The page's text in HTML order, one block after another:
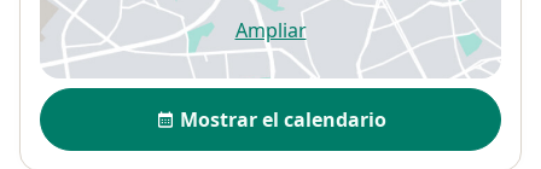
Ampliarse abre en una nueva
Disponibilidad
Mostrar el calendario